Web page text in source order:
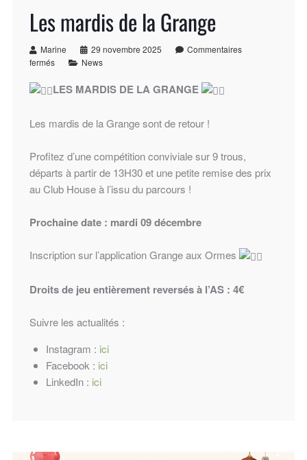
Les mardis de la Grange
Marine 29 novembre 2025
Commentaires
fermés
News
LES MARDIS DE LA GRANGE
Les mardis de la Grange sont de retour !
Profitez d’une compétition conviviale sur 9 trous,
départs à partir de 13H30 et une petite remise des prix
au Club House à l’issu du parcours !
Prochaine date : mardi 09 décembre
Inscription sur l’application Grange aux Ormes
Droits de jeu entièrement reversés à l’AS : 4€
Suivre les actualités :
Instagram : ici
Facebook : ici
LinkedIn : ici